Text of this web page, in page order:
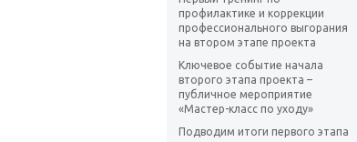
профилактике и коррекции
профессионального выгорания
на втором этапе проекта
Ключевое событие начала
второго этапа проекта –
публичное мероприятие
«Мастер-класс по уходу»
Подводим итоги первого этапа